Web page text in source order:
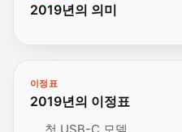
2019년의 의미
이정표
2019년의 이정표